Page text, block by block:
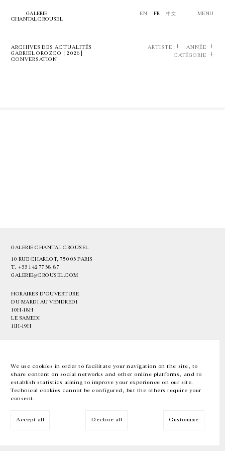
We use cookies in order to facilitate your navigation on the site, to
share content on social networks and other online platforms, and to
establish statistics aiming to improve your experience on our site.
Technical cookies cannot be configured, but the others require your
consent.
Accept all Decline all Customize
GALERIE
CHANTAL CROUSEL
EN FR 中文 MENU
ARCHIVES DES ACTUALITÉS
GABRIEL OROZCO | 2026 |
CONVERSATION
ARTISTE
ANNÉE
CATÉGORIE
GALERIE CHANTAL CROUSEL
10 RUE CHARLOT, 75003 PARIS
T. +33 1 42 77 38 87
GALERIE@CROUSEL.COM
HORAIRES D'OUVERTURE
DU MARDI AU VENDREDI
10H-18H
LE SAMEDI
11H-19H
EN FR 中文 Facebook Instagram
Inscrivez-vous à notre newsletter